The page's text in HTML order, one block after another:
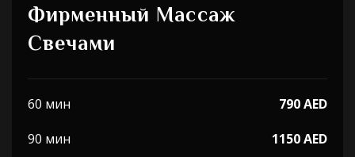
Фирменный Массаж
Свечами
60 мин
790 AED
90 мин
1150 AED